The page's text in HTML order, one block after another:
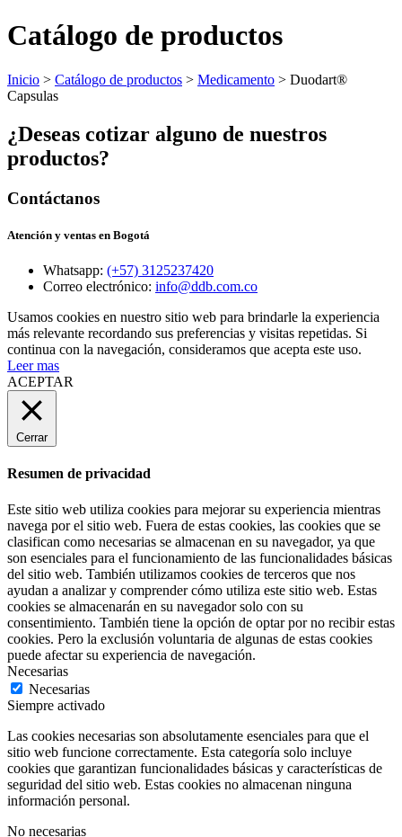
Catálogo de productos
Inicio > Catálogo de productos > Medicamento > Duodart®
Capsulas
¿Deseas cotizar alguno de nuestros
productos?
Contáctanos
Atención y ventas en Bogotá
Whatsapp: (+57) 3125237420
Correo electrónico: info@ddb.com.co
Usamos cookies en nuestro sitio web para brindarle la experiencia
más relevante recordando sus preferencias y visitas repetidas. Si
continua con la navegación, consideramos que acepta este uso.
Leer mas
ACEPTAR
Cerrar
Resumen de privacidad
Este sitio web utiliza cookies para mejorar su experiencia mientras
navega por el sitio web. Fuera de estas cookies, las cookies que se
clasifican como necesarias se almacenan en su navegador, ya que
son esenciales para el funcionamiento de las funcionalidades básicas
del sitio web. También utilizamos cookies de terceros que nos
ayudan a analizar y comprender cómo utiliza este sitio web. Estas
cookies se almacenarán en su navegador solo con su
consentimiento. También tiene la opción de optar por no recibir estas
cookies. Pero la exclusión voluntaria de algunas de estas cookies
puede afectar su experiencia de navegación.
Necesarias
Necesarias
Siempre activado
Las cookies necesarias son absolutamente esenciales para que el
sitio web funcione correctamente. Esta categoría solo incluye
cookies que garantizan funcionalidades básicas y características de
seguridad del sitio web. Estas cookies no almacenan ninguna
información personal.
No necesarias